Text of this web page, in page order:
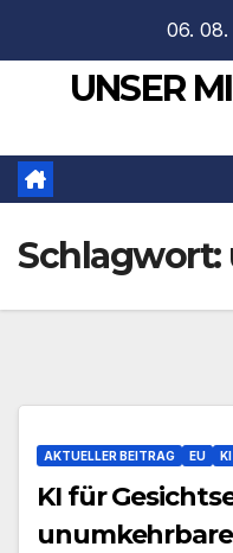
springen
06. 08.
UNSER
Schlagwort:
AKTUELLER BEITRAG EU KI
KI für